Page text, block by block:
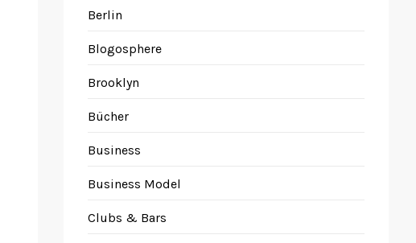
Berlin
Blogosphere
Brooklyn
Bücher
Business
Business Model
Clubs & Bars